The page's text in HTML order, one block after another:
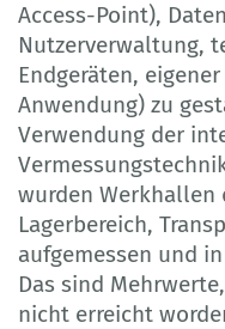
Access-Point),
Nutzerverwaltung,
Endgeräten,
Anwendung) zu
Verwendung der
wurden
Lagerbereich,
aufgemessen und
Das sind
nicht erreicht